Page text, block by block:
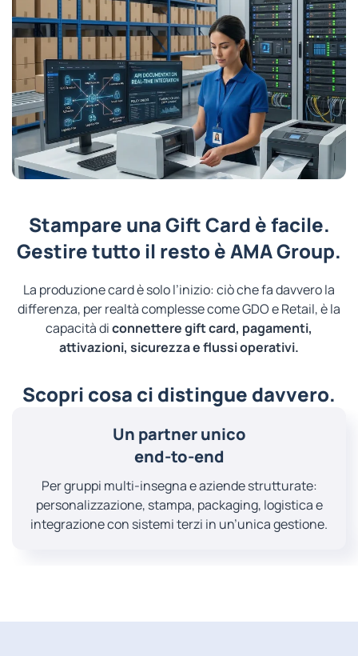
Stampare una Gift Card è facile.
Gestire tutto il resto è AMA Group.
La produzione card è solo l’inizio: ciò che fa davvero la
differenza, per realtà complesse come GDO e Retail, è la
capacità diconnettere gift card, pagamenti,
attivazioni, sicurezza e flussi operativi.
Scopri cosa ci distingue davvero.
Un partner unico
end-to-end
Per gruppi multi-insegna e aziende strutturate:
personalizzazione, stampa, packaging, logistica e
integrazione con sistemi terzi in un’unica gestione.